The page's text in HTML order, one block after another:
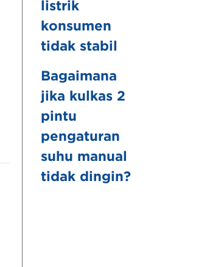
listrik
konsumen
tidak stabil
Bagaimana
jika kulkas 2
pintu
pengaturan
suhu manual
tidak dingin?